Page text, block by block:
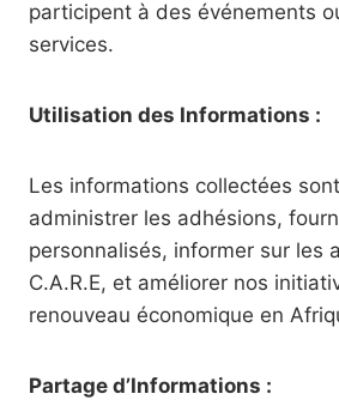
participent à des événements
services.
Utilisation des Informations :
Les informations collectées
administrer les adhésions,
personnalisés, informer sur les
C.A.R.E, et améliorer nos
renouveau économique en
Partage d’Informations :